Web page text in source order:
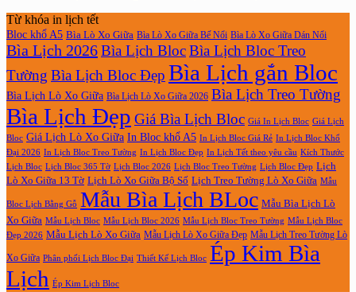
Từ khóa in lịch tết
Bloc khổ A5 Bìa Lò Xo Giữa Bìa Lò Xo Giữa Bế Nổi Bìa Lò Xo Giữa Dán Nổi
Bìa Lịch 2026Bìa Lịch BlocBìa Lịch Bloc Treo
Tường Bìa Lịch Bloc Đẹp Bìa Lịch gắn Bloc
Bìa Lịch Lò Xo Giữa Bìa Lịch Lò Xo Giữa 2026 Bìa Lịch Treo Tường
Bìa Lịch Đẹp Giá Bìa Lịch Bloc Giá In Lịch Bloc Giá Lịch
Bloc Giá Lịch Lò Xo Giữa In Bloc khổ A5 In Lịch Bloc Giá Rẻ In Lịch Bloc Khổ
Đại 2026 In Lịch Bloc Treo Tường In Lịch Bloc Đẹp In Lịch Tết theo yêu cầu Kích Thước
Lịch Bloc Lịch Bloc 365 Tờ Lịch Bloc 2026 Lịch Bloc Treo Tường Lịch Bloc Đẹp Lịch
Lò Xo Giữa 13 Tờ Lịch Lò Xo Giữa Bộ Số Lịch Treo Tường Lò Xo Giữa Mẫu
Bloc Lịch Bằng Gỗ Mẫu Bìa Lịch BLoc Mẫu Bìa Lịch Lò
Xo Giữa Mẫu Lịch Bloc Mẫu Lịch Bloc 2026 Mẫu Lịch Bloc Treo Tường Mẫu Lịch Bloc
Đẹp 2026 Mẫu Lịch Lò Xo Giữa Mẫu Lịch Lò Xo Giữa Đẹp Mẫu Lịch Treo Tường Lò
Xo Giữa Phân phối Lịch Bloc Đại Thiết Kế Lịch Bloc Ép Kim Bìa
Lịch Ép Kim Lịch Bloc